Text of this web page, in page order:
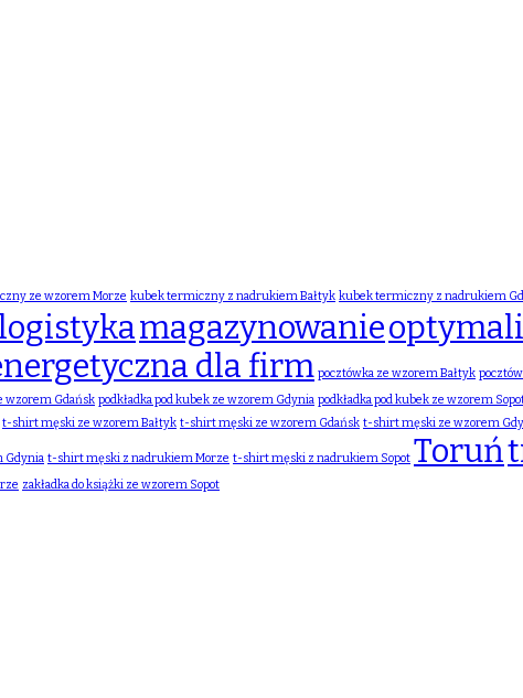
ze wzorem Morze kubek termiczny z nadrukiem Bałtyk kubek termiczny z nadrukiem
logistykamagazynowanie
dla firm pocztówka ze wzorem Bałtyk
wzorem Gdańsk podkładka pod kubek ze wzorem Gdynia podkładka pod kubek ze wzorem
t-shirt męski ze wzorem Bałtyk t-shirt męski ze wzorem Gdańsk t-shirt męski ze wzorem
Gdynia t-shirt męski z nadrukiem Morze t-shirt męski z nadrukiem Sopot Toruń
zakładka do książki ze wzorem Sopot